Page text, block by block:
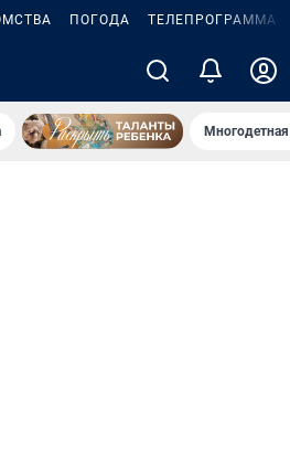
ПОГОДА ТЕЛЕПРОГРАММА